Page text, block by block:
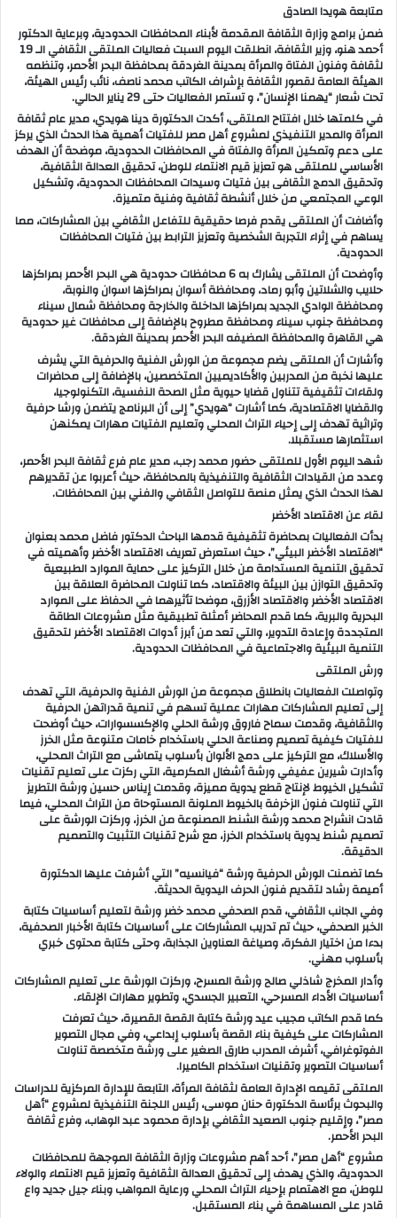
متابعة هويدا الصادق
ضمن برامج وزارة الثقافة المقدمة لأبناء المحافظات الحدودية، وبرعاية الدكتور
أحمد هنو، وزير الثقافة، انطلقت اليوم السبت فعاليات الملتقى الثقافي الـ 19
لثقافة وفنون الفتاة والمرأة بمدينة الغردقة بمحافظة البحر الأحمر، وتنظمه
الهيئة العامة لقصور الثقافة بإشراف الكاتب محمد ناصف، نائب رئيس الهيئة،
تحت شعار “يهمنا الإنسان”، و تستمر الفعاليات حتى 29 يناير الحالي.
في كلمتها خلال افتتاح الملتقى، أكدت الدكتورة دينا هويدي، مدير عام ثقافة
المرأة والمدير التنفيذي لمشروع أهل مصر للفتيات أهمية هذا الحدث الذي يركز
على دعم وتمكين المرأة والفتاة في المحافظات الحدودية، موضحة أن الهدف
الأساسي للملتقى هو تعزيز قيم الانتماء للوطن، تحقيق العدالة الثقافية،
وتحقيق الدمج الثقافى بين فتيات وسيدات المحافظات الحدودية، وتشكيل
الوعي المجتمعي من خلال أنشطة ثقافية وفنية متميزة.
وأضافت أن الملتقى يقدم فرصا حقيقية للتفاعل الثقافي بين المشاركات، مما
يساهم في إثراء التجربة الشخصية وتعزيز الترابط بين فتيات المحافظات
الحدودية.
وأوضحت أن الملتقى يشارك به 6 محافظات حدودية هي البحر الأحمر بمراكزها
حلايب والشلاتين وأبو رماد، ومحافظة أسوان بمراكزها اسوان والنوبة،
ومحافظة الوادي الجديد بمراكزها الداخلة والخارجة ومحافظة شمال سيناء
ومحافظة جنوب سيناء ومحافظة مطروح بالإضافة إلى محافظات غير حدودية
هي القاهرة والمحافظة المضيفه البحر الأحمر بمدينة الغردقة.
وأشارت أن الملتقى يضم مجموعة من الورش الفنية والحرفية التي يشرف
عليها نخبة من المدربين والأكاديميين المتخصصين، بالإضافة إلى محاضرات
ولقاءات تثقيفية تتناول قضايا حيوية مثل الصحة النفسية، التكنولوجيا،
والقضايا الاقتصادية، كما أشارت “هويدي” إلى أن البرنامج يتضمن ورشا حرفية
وتراثية تهدف إلى إحياء التراث المحلي وتعليم الفتيات مهارات يمكنهن
استثمارها مستقبلا.
شهد اليوم الأول للملتقى حضور محمد رجب، مدير عام فرع ثقافة البحر الأحمر،
وعدد من القيادات الثقافية والتنفيذية بالمحافظة، حيث أعربوا عن تقديرهم
لهذا الحدث الذي يمثل منصة للتواصل الثقافي والفني بين المحافظات.
لقاء عن الاقتصاد الأخضر
بدأت الفعاليات بمحاضرة تثقيفية قدمها الباحث الدكتور فاضل محمد بعنوان
“الاقتصاد الأخضر البيئي”، حيث استعرض تعريف الاقتصاد الأخضر وأهميته في
تحقيق التنمية المستدامة من خلال التركيز على حماية الموارد الطبيعية
وتحقيق التوازن بين البيئة والاقتصاد، كما تناولت المحاضرة العلاقة بين
الاقتصاد الأخضر والاقتصاد الأزرق، موضحا تأثيرهما في الحفاظ على الموارد
البحرية والبرية، كما قدم المحاضر أمثلة تطبيقية مثل مشروعات الطاقة
المتجددة وإعادة التدوير، والتي تعد من أبرز أدوات الاقتصاد الأخضر لتحقيق
التنمية البيئية والاجتماعية في المحافظات الحدودية.
ورش الملتقى
وتواصلت الفعاليات بانطلاق مجموعة من الورش الفنية والحرفية، التي تهدف
إلى تعليم المشاركات مهارات عملية تسهم في تنمية قدراتهن الحرفية
والثقافية، وقدمت سماح فاروق ورشة الحلي والإكسسوارات، حيث أوضحت
للفتيات كيفية تصميم وصناعة الحلي باستخدام خامات متنوعة مثل الخرز
والأسلاك، مع التركيز على دمج الألوان بأسلوب يتماشى مع التراث المحلي،
وأدارت شيرين عفيفي ورشة أشغال المكرمية، التي ركزت على تعليم تقنيات
تشكيل الخيوط لإنتاج قطع يدوية مميزة، وقدمت إيناس حسين ورشة التطريز
التي تناولت فنون الزخرفة بالخيوط الملونة المستوحاة من التراث المحلي، فيما
قادت انشراح محمد ورشة الشنط المصنوعة من الخرز، وركزت الورشة على
تصميم شنط يدوية باستخدام الخرز، مع شرح تقنيات التثبيت والتصميم
الدقيقة.
كما تضمنت الورش الحرفية ورشة “فيانسيه” التي أشرفت عليها الدكتورة
أميمة رشاد لتقديم فنون الحرف اليدوية الحديثة.
وفي الجانب الثقافي، قدم الصحفي محمد خضر ورشة لتعليم أساسيات كتابة
الخبر الصحفي، حيث تم تدريب المشاركات على أساسيات كتابة الأخبار الصحفية،
بدءا من اختيار الفكرة، وصياغة العناوين الجذابة، وحتى كتابة محتوى خبري
بأسلوب مهني.
وأدار المخرج شاذلي صالح ورشة المسرح، وركزت الورشة على تعليم المشاركات
أساسيات الأداء المسرحي، التعبير الجسدي، وتطوير مهارات الإلقاء.
كما قدم الكاتب مجيب عيد ورشة كتابة القصة القصيرة، حيث تعرفت
المشاركات على كيفية بناء القصة بأسلوب إبداعي، وفي مجال التصوير
الفوتوغرافي، أشرف المدرب طارق الصغير على ورشة متخصصة تناولت
أساسيات التصوير وتقنيات استخدام الكاميرا.
الملتقى تقيمه الإدارة العامة لثقافة المرأة، التابعة للإدارة المركزية للدراسات
والبحوث برئاسة الدكتورة حنان موسى، رئيس اللجنة التنفيذية لمشروع “أهل
مصر”، وإقليم جنوب الصعيد الثقافي بإدارة محمود عبد الوهاب، وفرع ثقافة
البحر الأحمر.
مشروع “أهل مصر”، أحد أهم مشروعات وزارة الثقافة الموجهة للمحافظات
الحدودية، والذي يهدف إلى تحقيق العدالة الثقافية وتعزيز قيم الانتماء والولاء
للوطن، مع الاهتمام بإحياء التراث المحلي ورعاية المواهب وبناء جيل جديد واع
قادر على المساهمة في بناء المستقبل.